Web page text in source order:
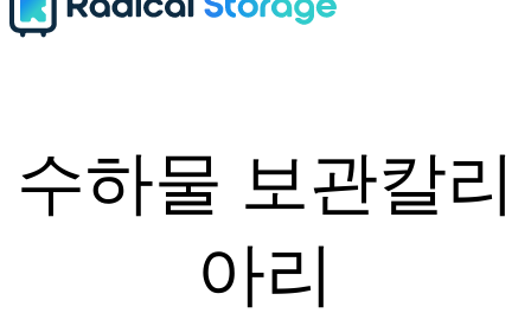
수하물 보관칼리
아리